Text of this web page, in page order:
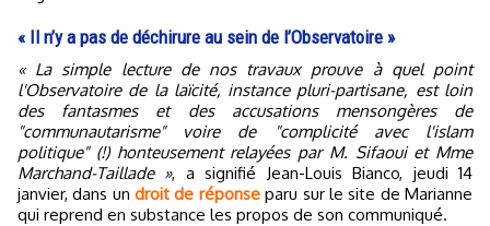
« Il n’y a pas de déchirure au sein de l’Observatoire »
« La simple lecture de nos travaux prouve à quel point
l'Observatoire de la laïcité, instance pluri-partisane, est loin
des fantasmes et des accusations mensongères de
"communautarisme" voire de "complicité avec l'islam
politique" (!) honteusement relayées par M. Sifaoui et Mme
Marchand-Taillade », a signifié Jean-Louis Bianco, jeudi 14
janvier, dans undroit de réponseparu sur le site de Marianne
qui reprend en substance les propos de son communiqué.